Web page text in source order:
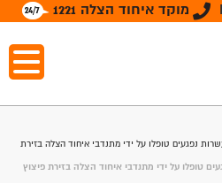
מוקד איחוד הצלה 1221
נפגעים טופלו על ידי מתנדבי איחוד הצלה בזירת
טופלו על ידי מתנדבי איחוד הצלה בזירת פיצוץ